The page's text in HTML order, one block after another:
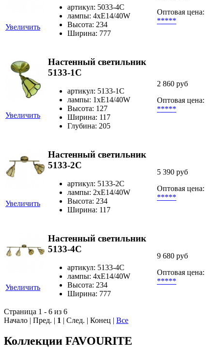
Увеличить
артикул: 5033-4C
лампы: 4хE14/40W
Высота: 234
Ширина: 777
Оптовая цена:
*****
Увеличить
Настенный светильник
5133-1C
артикул: 5133-1C
лампы: 1хE14/40W
Высота: 127
Ширина: 117
Глубина: 205
2 860 руб
Оптовая цена:
*****
Увеличить
Настенный светильник
5133-2C
артикул: 5133-2C
лампы: 2хE14/40W
Высота: 234
Ширина: 117
5 390 руб
Оптовая цена:
*****
Увеличить
Настенный светильник
5133-4C
артикул: 5133-4C
лампы: 4хE14/40W
Высота: 234
Ширина: 777
9 680 руб
Оптовая цена:
*****
Страница 1 - 6 из 6
Начало | Пред. | 1 | След. | Конец | Все
Коллекции FAVOURITE